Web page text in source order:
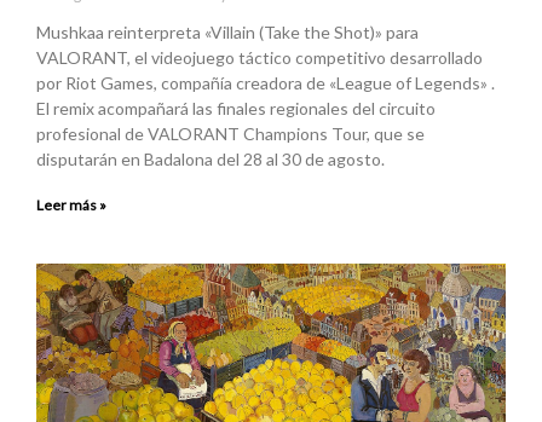
Mushkaa reinterpreta «Villain (Take the Shot)» para
VALORANT, el videojuego táctico competitivo desarrollado
por Riot Games, compañía creadora de «League of Legends» .
El remix acompañará las finales regionales del circuito
profesional de VALORANT Champions Tour, que se
disputarán en Badalona del 28 al 30 de agosto.
Leer más »